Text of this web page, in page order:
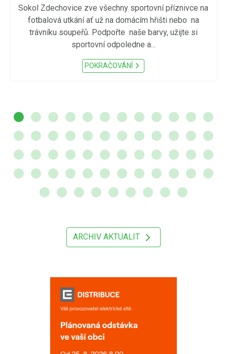
Sokol Zdechovice zve všechny sportovní příznivce na
fotbalová utkání ať už na domácím hřišti nebo na
trávníku soupeřů. Podpořte naše barvy, užijte si
sportovní odpoledne a...
POKRAČOVÁNÍ
ARCHIV AKTUALIT